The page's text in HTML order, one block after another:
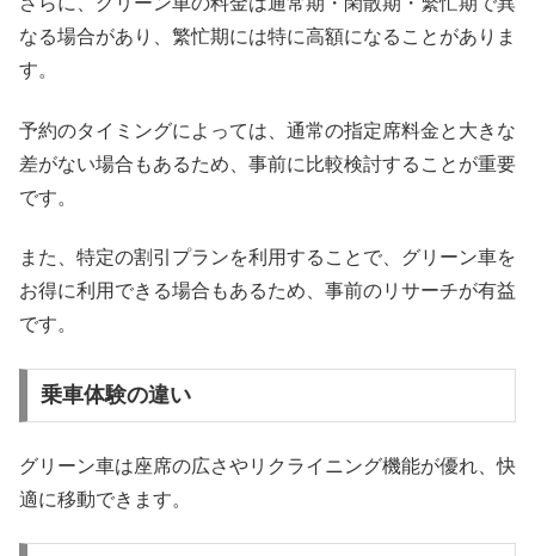
なる場合があり、繁忙期には特に高額になることがありま
す。
予約のタイミングによっては、通常の指定席料金と大きな
差がない場合もあるため、事前に比較検討することが重要
です。
また、特定の割引プランを利用することで、グリーン車を
お得に利用できる場合もあるため、事前のリサーチが有益
です。
乗車体験の違い
グリーン車は座席の広さやリクライニング機能が優れ、快
適に移動できます。